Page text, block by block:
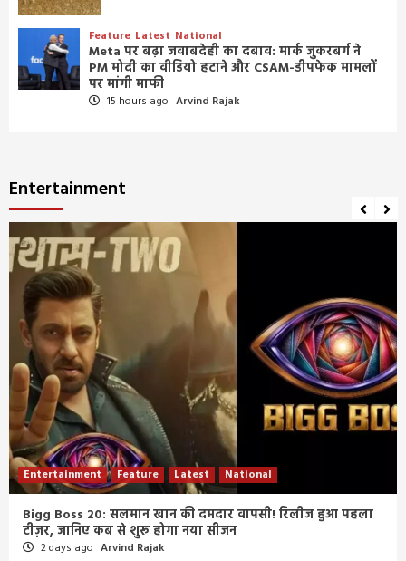
Feature Latest National
Meta पर बढ़ा जवाबदेही का दबाव: मार्क जुकरबर्ग ने
PM मोदी का वीडियो हटाने और CSAM-डीपफेक मामलों
पर मांगी माफी
15 hours ago Arvind Rajak
Entertainment
Entertainment Feature Latest National
Bigg Boss 20: सलमान खान की दमदार वापसी! रिलीज हुआ पहला
टीज़र, जानिए कब से शुरू होगा नया सीजन
2 days ago Arvind Rajak